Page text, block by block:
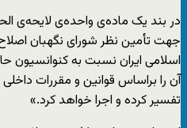
در بند یک ماده‌ی واحده‌ی لایحه‌ی
جهت تأمین نظر شورای نگهبان
آن را براساس قوانین و مقررات
تفسیر کرده و اجرا خواهد کرد.»